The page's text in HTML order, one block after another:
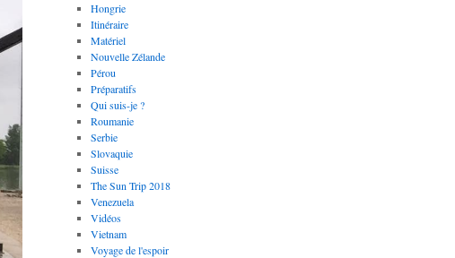
Hongrie
Itinéraire
Matériel
Nouvelle Zélande
Pérou
Préparatifs
Qui suis-je ?
Roumanie
Serbie
Slovaquie
Suisse
The Sun Trip 2018
Venezuela
Vidéos
Vietnam
Voyage de l'espoir